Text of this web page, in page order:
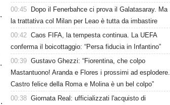
00:45
Dopo il Fenerbahce ci prova il Galatasaray. Ma
la trattativa col Milan per Leao è tutta da imbastire
00:42 Caos FIFA, la tempesta continua. La UEFA
conferma il boicottaggio: “Persa fiducia in Infantino”
00:39 Gustavo Ghezzi: “Fiorentina, che colpo
Mastantuono! Aranda e Flores i prossimi ad esplodere.
Castro felice della Roma e Molina è un bel colpo”
00:38 Giornata Real: ufficializzati l'acquisto di